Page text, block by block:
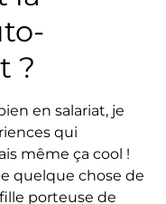
?
en salariat, je
qui
même ça cool !
quelque chose de
porteuse de